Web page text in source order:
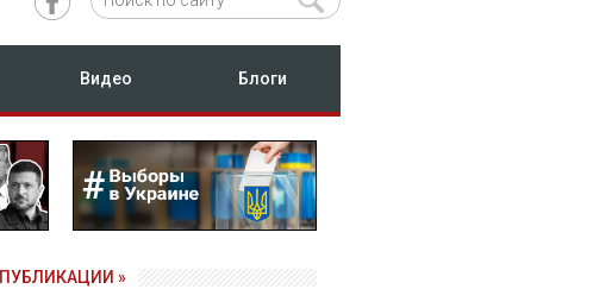
Видео Блоги
ПУБЛИКАЦИИ »